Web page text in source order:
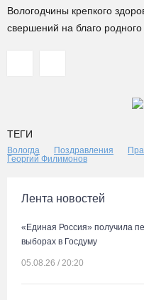
Вологодчины крепкого
свершений на благо родного
ТЕГИ
Вологда Поздравления
Георгий Филимонов
Лента новостей
«Единая Россия» получила
выборах в Госдуму
05.08.26 / 20:20